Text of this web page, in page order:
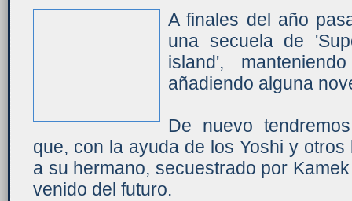
A finales del año
una secuela de
island',
añadiendo alguna
De nuevo
que, con la ayuda de los Yoshi y
a su hermano, secuestrado por
venido del futuro.